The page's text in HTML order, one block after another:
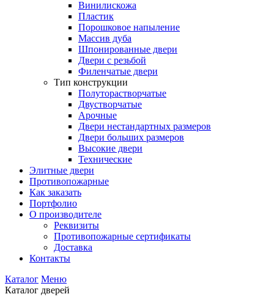
Винилискожа
Пластик
Порошковое напыление
Массив дуба
Шпонированные двери
Двери с резьбой
Филенчатые двери
Тип конструкции
Полуторастворчатые
Двустворчатые
Арочные
Двери нестандартных размеров
Двери больших размеров
Высокие двери
Технические
Элитные двери
Противопожарные
Как заказать
Портфолио
О производителе
Реквизиты
Противопожарные сертификаты
Доставка
Контакты
Каталог Меню
Каталог дверей